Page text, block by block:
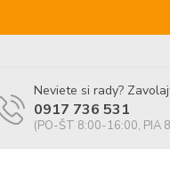
Neviete si rady?
0917 736 531
(PO-ŠT 8:00-16:00, PIA